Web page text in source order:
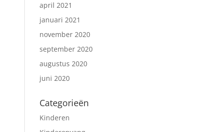
april 2021
januari 2021
november 2020
september 2020
augustus 2020
juni 2020
Categorieën
Kinderen